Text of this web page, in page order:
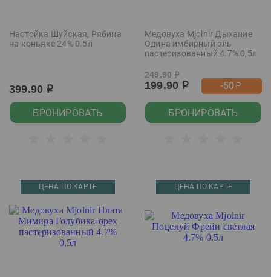
Настойка Шуйская, Рябина
на коньяке 24% 0.5л
399.90 р
БРОНИРОВАТЬ
Медовуха Mjolnir Дыхание
Одина имбирный эль
пастеризованный 4.7% 0,5л
249.90 р
199.90 р -50р
БРОНИРОВАТЬ
ЦЕНА ПО КАРТЕ ЦЕНА ПО КАРТЕ